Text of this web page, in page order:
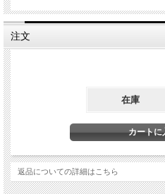
注文
在庫
返品についての詳細はこちら